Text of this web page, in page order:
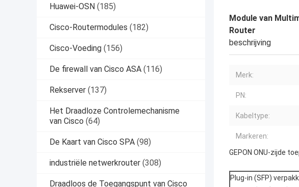
Huawei-OSN (185)
Cisco-Routermodules (182)
Cisco-Voeding (156)
De firewall van Cisco ASA (116)
Rekserver (137)
Het Draadloze Controlemechanisme
van Cisco (64)
De Kaart van Cisco SPA (98)
industriële netwerkrouter (308)
Draadloos de Toegangspunt van Cisco
Module van
Router
beschrijving
Merk:
PN:
Kabeltype:
Markeren:
GEPON ONU-zijde
Plug-in (SFP)